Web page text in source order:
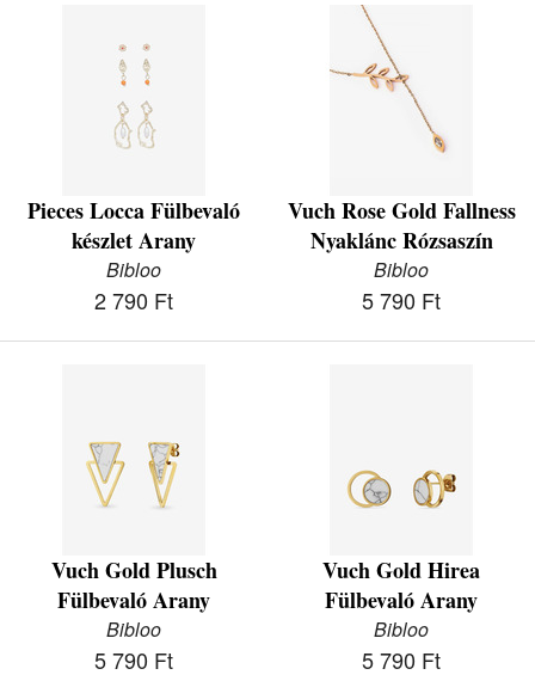
Pieces Locca Fülbevaló
készlet Arany
Bibloo
2 790 Ft
Vuch Rose Gold Fallness
Nyaklánc Rózsaszín
Bibloo
5 790 Ft
Vuch Gold Plusch
Fülbevaló Arany
Bibloo
5 790 Ft
Vuch Gold Hirea
Fülbevaló Arany
Bibloo
5 790 Ft